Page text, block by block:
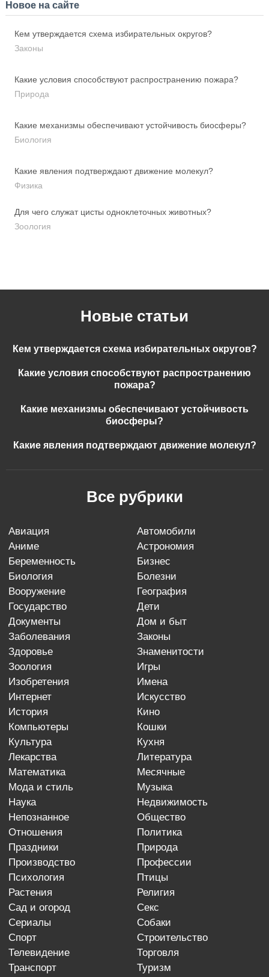
Новое на сайте
Кем утверждается схема избирательных округов?
Законы
Какие условия способствуют распространению пожара?
Природа
Какие механизмы обеспечивают устойчивость биосферы?
Биология
Какие явления подтверждают движение молекул?
Физика
Для чего служат цисты одноклеточных животных?
Зоология
Новые статьи
Кем утверждается схема избирательных округов?
Какие условия способствуют распространению
пожара?
Какие механизмы обеспечивают устойчивость
биосферы?
Какие явления подтверждают движение молекул?
Все рубрики
авиация
автомобили
аниме
астрономия
беременность
бизнес
биология
болезни
вооружение
география
государство
дети
документы
дом и быт
заболевания
законы
здоровье
знаменитости
зоология
игры
изобретения
имена
интернет
искусство
история
кино
компьютеры
кошки
культура
кухня
лекарства
литература
математика
месячные
мода и стиль
музыка
наука
недвижимость
непознанное
общество
отношения
политика
праздники
природа
производство
профессии
психология
птицы
растения
религия
сад и огород
секс
сериалы
собаки
спорт
строительство
телевидение
торговля
транспорт
туризм